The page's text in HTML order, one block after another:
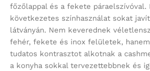
főzőlappal és a fekete páraelszívóval.
következetes színhasználat sokat
látványán. Nem keverednek
fehér, fekete és inox felületek,
tudatos kontrasztot alkotnak a
a konyha sokkal tervezettebbnek és